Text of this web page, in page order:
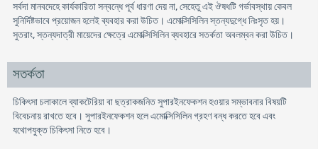
সর্বদা মানবদেহে কার্যকারিতা সন্বন্ধে পূর্ব ধারণা দেয় না, সেহেতু এই ঔষধটি গর্ভাবস্থায় কেবল
সুনির্দিষ্টভাবে প্রয়োজন হলেই ব্যবহার করা উচিত। এমোক্সিসিলিন স্তন্যদুগ্ধে নিঃসৃত হয়।
সুতরাং, স্তন্যদাত্রী মায়েদের ক্ষেত্রে এমোক্সিসিলিন ব্যবহারে সতর্কতা অবলম্বন করা উচিত।
সতর্কতা
চিকিৎসা চলাকালে ব্যাকটেরিয়া বা ছত্রাকজনিত সুপারইনফেকশন হওয়ার সম্ভাবনার বিষয়টি
বিবেচনায় রাখতে হবে। সুপারইনফেকশন হলে এমোক্সিসিলিন গ্রহণ বন্ধ করতে হবে এবং
যথোপযুক্ত চিকিৎসা নিতে হবে।